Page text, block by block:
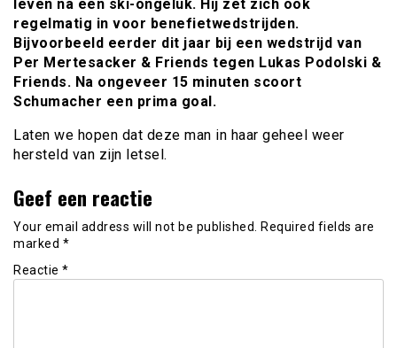
leven na een ski-ongeluk. Hij zet zich ook
regelmatig in voor benefietwedstrijden.
Bijvoorbeeld eerder dit jaar bij een wedstrijd van
Per Mertesacker & Friends tegen Lukas Podolski &
Friends. Na ongeveer 15 minuten scoort
Schumacher een prima goal.
Laten we hopen dat deze man in haar geheel weer
hersteld van zijn letsel.
Geef een reactie
Your email address will not be published.
Required fields are
marked *
Reactie *